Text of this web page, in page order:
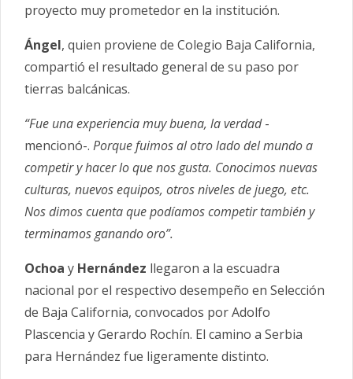
proyecto muy prometedor en la institución.
Ángel, quien proviene de Colegio Baja California,
compartió el resultado general de su paso por
tierras balcánicas.
“Fue una experiencia muy buena, la verdad-
mencionó-. Porque fuimos al otro lado del mundo a
competir y hacer lo que nos gusta. Conocimos nuevas
culturas, nuevos equipos, otros niveles de juego, etc.
Nos dimos cuenta que podíamos competir también y
terminamos ganando oro”.
Ochoa y Hernández llegaron a la escuadra
nacional por el respectivo desempeño en Selección
de Baja California, convocados por Adolfo
Plascencia y Gerardo Rochín. El camino a Serbia
para Hernández fue ligeramente distinto.